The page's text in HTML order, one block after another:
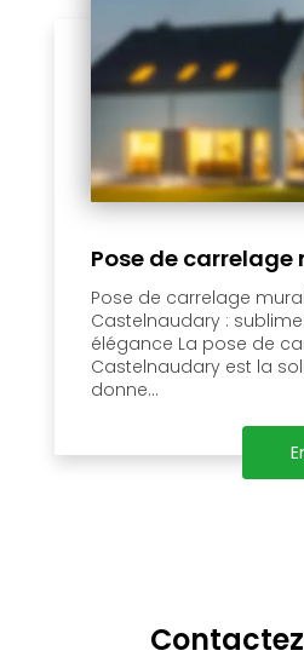
Pose de carrelage
Pose de carrelage
Castelnaudary :
élégance La pose de
Castelnaudary est la
donne...